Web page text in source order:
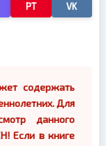
PT VK
содержать
Для
данного
Если в книге